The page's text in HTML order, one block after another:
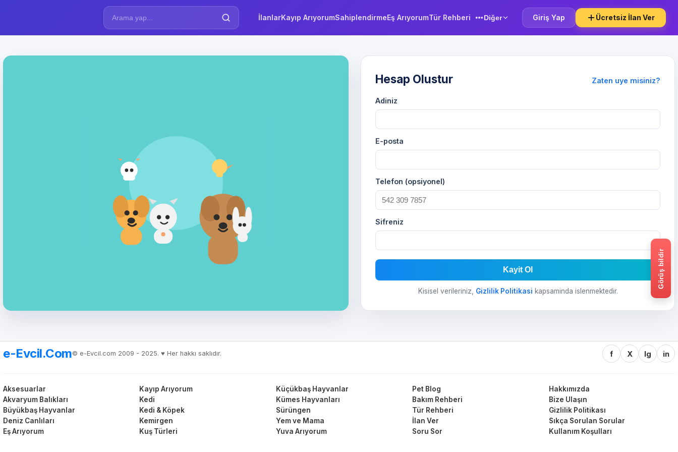
İlanlarKayıp ArıyorumSahiplendirmeEş ArıyorumTür Rehberi Diğer Giriş Yap Ücretsiz İlan Ver
Hesap Olustur Zaten uye misiniz?
Adiniz
E-posta
Telefon (opsiyonel)
Sifreniz
Kayit Ol
Kisisel verileriniz, Gizlilik Politikasi kapsaminda islenmektedir.
e-Evcil.Com© e-Evcil.com 2009 - 2025. ♥️ Her hakkı saklıdır. f X Ig in
Aksesuarlar
Akvaryum Balıkları
Büyükbaş Hayvanlar
Deniz Canlıları
Eş Arıyorum
Kayıp Arıyorum
Kedi
Kedi & Köpek
Kemirgen
Kuş Türleri
Küçükbaş Hayvanlar
Kümes Hayvanları
Sürüngen
Yem ve Mama
Yuva Arıyorum
Pet Blog
Bakım Rehberi
Tür Rehberi
İlan Ver
Soru Sor
Hakkımızda
Bize Ulaşın
Gizlilik Politikası
Sıkça Sorulan Sorular
Kullanım Koşulları
Görüş bildir